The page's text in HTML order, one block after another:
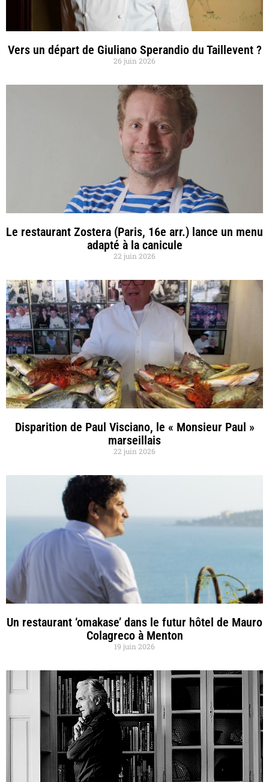
Vers un départ de Giuliano Sperandio du Taillevent ?
26 juin 2026
Le restaurant Zostera (Paris, 16e arr.) lance un menu
adapté à la canicule
22 juin 2026
Disparition de Paul Visciano, le « Monsieur Paul »
marseillais
22 juin 2026
Un restaurant ‘omakase’ dans le futur hôtel de Mauro
Colagreco à Menton
19 juin 2026